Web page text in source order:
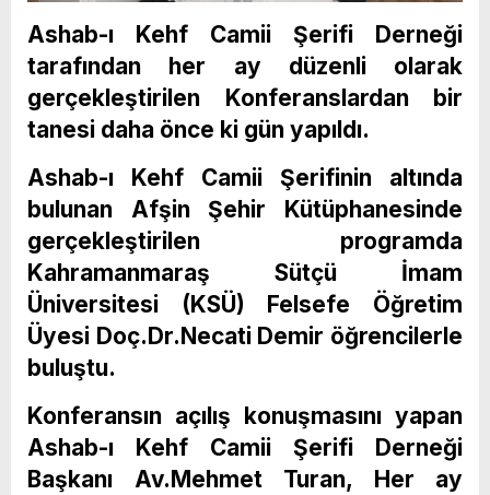
Ashab-ı Kehf Camii Şerifi Derneği
tarafından her ay düzenli olarak
gerçekleştirilen Konferanslardan bir
tanesi daha önce ki gün yapıldı.
Ashab-ı Kehf Camii Şerifinin altında
bulunan Afşin Şehir Kütüphanesinde
gerçekleştirilen programda
Kahramanmaraş Sütçü İmam
Üniversitesi (KSÜ) Felsefe Öğretim
Üyesi Doç.Dr.Necati Demir öğrencilerle
buluştu.
Konferansın açılış konuşmasını yapan
Ashab-ı Kehf Camii Şerifi Derneği
Başkanı Av.Mehmet Turan, Her ay